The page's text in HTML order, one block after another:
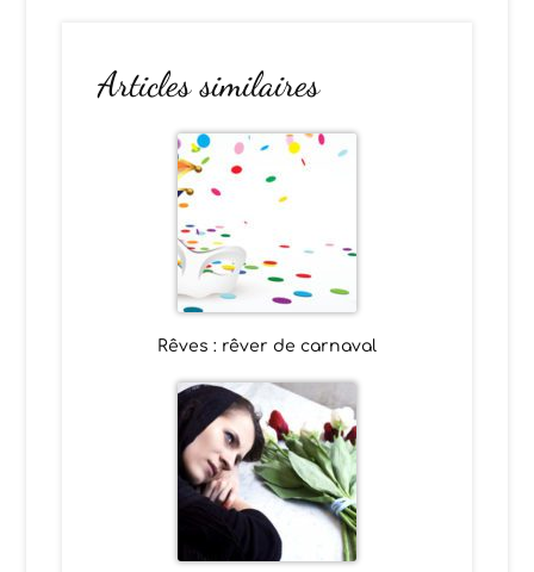
Articles similaires
Rêves : rêver de carnaval